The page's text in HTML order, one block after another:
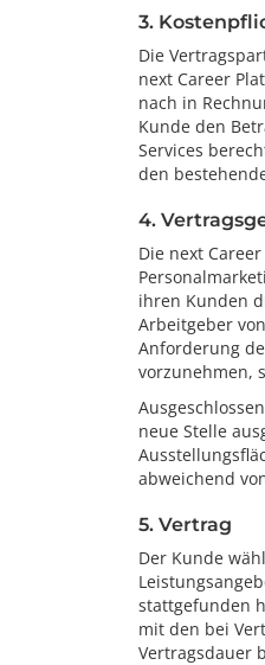
3.
Die
next Career
nach in
Kunde den
Services
den
4.
Die next
ihren Kunden
Arbeitgeber
Anforderung
vorzunehmen,
neue Stelle
abweichend
5. Vertrag
Der Kunde
stattgefunden
mit den bei
Vertragsdauer